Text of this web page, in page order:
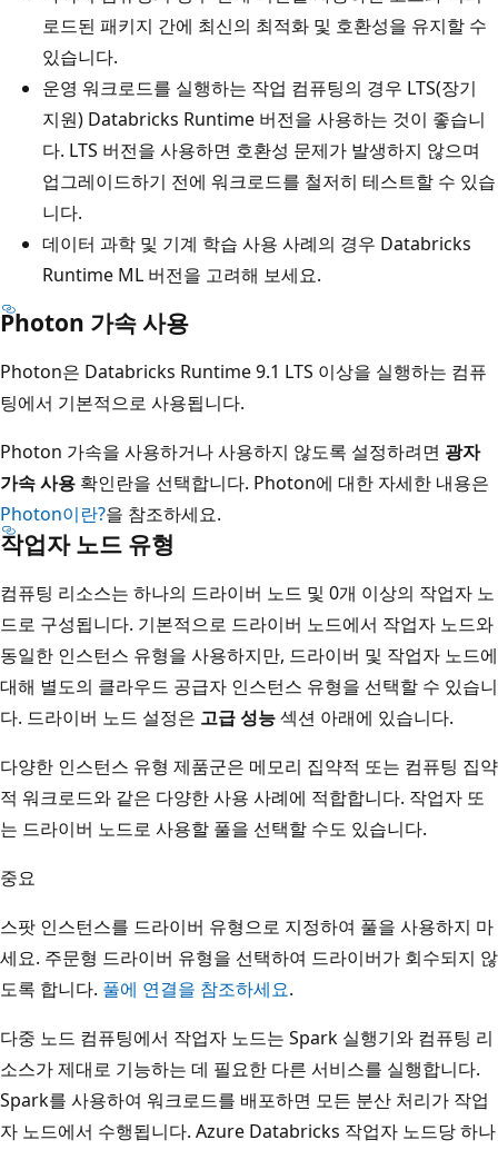
로드된 패키지 간에 최신의 최적화 및 호환성을 유지할 수
있습니다.
운영 워크로드를 실행하는 작업 컴퓨팅의 경우 LTS(장기
지원) Databricks Runtime 버전을 사용하는 것이 좋습니
다. LTS 버전을 사용하면 호환성 문제가 발생하지 않으며
업그레이드하기 전에 워크로드를 철저히 테스트할 수 있습
니다.
데이터 과학 및 기계 학습 사용 사례의 경우 Databricks
Runtime ML 버전을 고려해 보세요.
Photon 가속 사용
Photon은 Databricks Runtime 9.1 LTS 이상을 실행하는 컴퓨
팅에서 기본적으로 사용됩니다.
Photon 가속을 사용하거나 사용하지 않도록 설정하려면 광자
가속 사용 확인란을 선택합니다. Photon에 대한 자세한 내용은
Photon이란?을 참조하세요.
작업자 노드 유형
컴퓨팅 리소스는 하나의 드라이버 노드 및 0개 이상의 작업자 노
드로 구성됩니다. 기본적으로 드라이버 노드에서 작업자 노드와
동일한 인스턴스 유형을 사용하지만, 드라이버 및 작업자 노드에
대해 별도의 클라우드 공급자 인스턴스 유형을 선택할 수 있습니
다. 드라이버 노드 설정은 고급 성능섹션 아래에 있습니다.
다양한 인스턴스 유형 제품군은 메모리 집약적 또는 컴퓨팅 집약
적 워크로드와 같은 다양한 사용 사례에 적합합니다. 작업자 또
는 드라이버 노드로 사용할 풀을 선택할 수도 있습니다.
중요
스팟 인스턴스를 드라이버 유형으로 지정하여 풀을 사용하지 마
세요. 주문형 드라이버 유형을 선택하여 드라이버가 회수되지 않
도록 합니다. 풀에 연결을 참조하세요.
다중 노드 컴퓨팅에서 작업자 노드는 Spark 실행기와 컴퓨팅 리
소스가 제대로 기능하는 데 필요한 다른 서비스를 실행합니다.
Spark를 사용하여 워크로드를 배포하면 모든 분산 처리가 작업
자 노드에서 수행됩니다. Azure Databricks 작업자 노드당 하나